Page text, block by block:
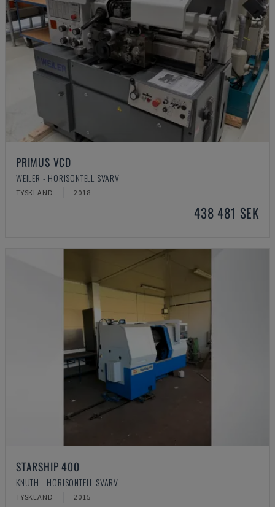
PRIMUS VCD
WEILER - HORISONTELL SVARV
TYSKLAND 2018
438 481 SEK
STARSHIP 400
KNUTH - HORISONTELL SVARV
TYSKLAND 2015